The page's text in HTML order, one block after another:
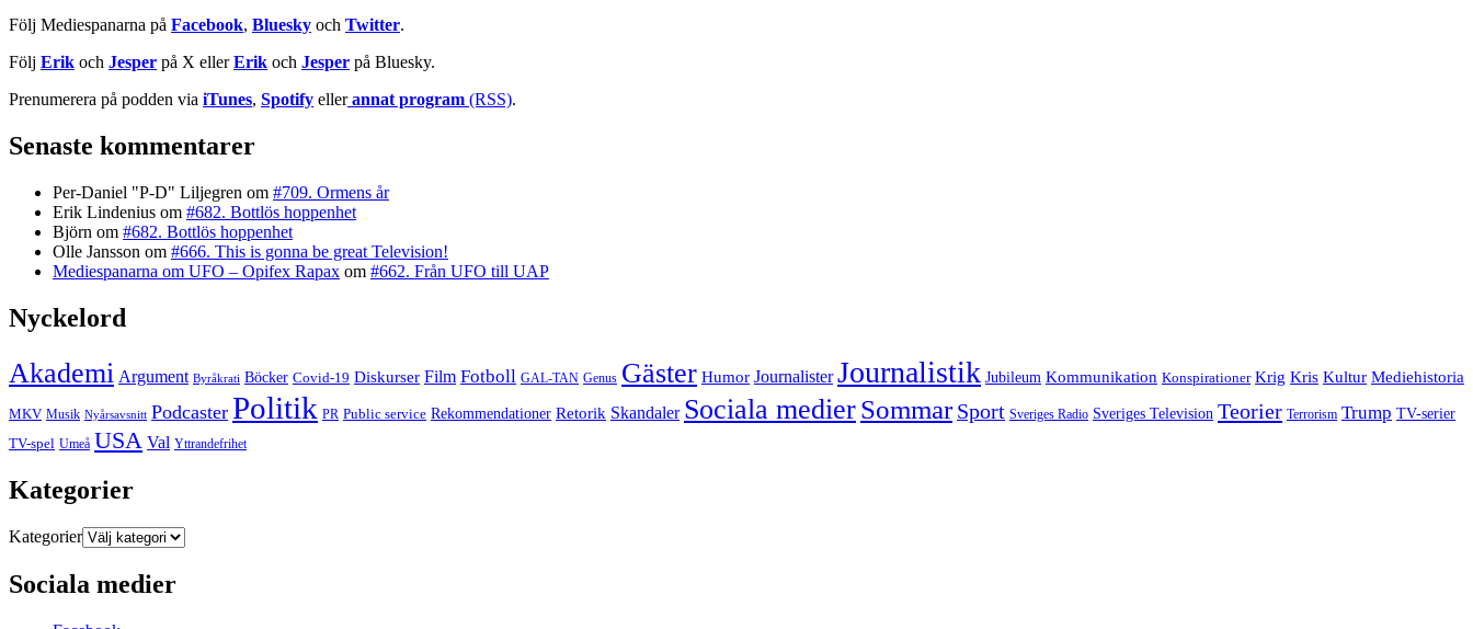
Följ Mediespanarna på Facebook, Bluesky och Twitter.
Följ Erik och Jesper på X ellerErik och Jesper på Bluesky.
Prenumerera på podden via iTunes, Spotify eller annat program (RSS).
Senaste kommentarer
Per-Daniel "P-D" Liljegren om #709. Ormens år
Erik Lindenius om #682. Bottlös hoppenhet
Björn om #682. Bottlös hoppenhet
Olle Jansson om #666. This is gonna be great Television!
Mediespanarna om UFO – Opifex Rapax om #662. Från UFO till UAP
Nyckelord
Akademi Argument Byråkrati Böcker Covid-19 Diskurser Film Fotboll GAL-TAN Genus Gäster Humor Journalister Journalistik Jubileum Kommunikation Konspirationer Krig Kris Kultur Mediehistoria
MKV Musik Nyårsavsnitt Podcaster Politik PR Public service Rekommendationer Retorik Skandaler Sociala medierSommar Sport Sveriges Radio Sveriges Television Teorier Terrorism Trump TV-serier
TV-spel Umeå USA Val Yttrandefrihet
Kategorier
Kategorier
Sociala medier